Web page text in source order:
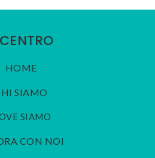
HOME
SIAMO
SIAMO
CON NOI